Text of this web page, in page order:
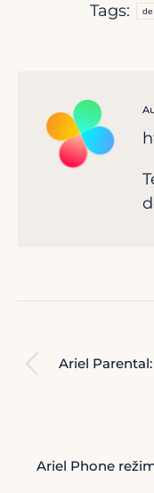
Tags:
Ariel
Ariel Phone